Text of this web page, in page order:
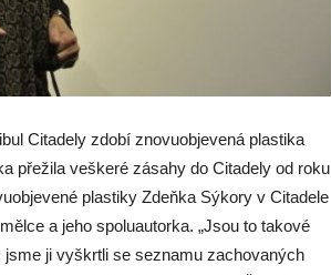
Citadely zdobí znovuobjevená plastika
přežila veškeré zásahy do Citadely od roku
plastiky Zdeňka Sýkory v Citadele
a jeho spoluautorka. „Jsou to takové
ji vyškrtli se seznamu zachovaných